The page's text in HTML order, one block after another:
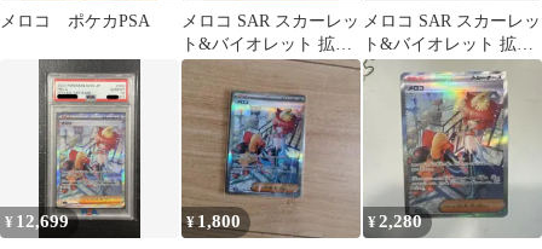
メロコ ポケカPSA
メロコ SAR スカーレッ
ト&バイオレット 拡張
パック 古代の咆哮
092/0…
メロコ SAR スカーレッ
ト&バイオレット 拡張
パック 古代の咆哮
¥ 12,699 ¥1,800 ¥2,280